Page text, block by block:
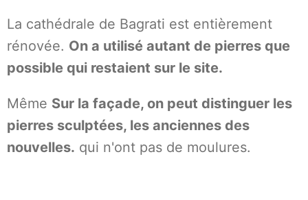
La cathédrale de Bagrati est entièrement
rénovée. On a utilisé autant de pierres que
possible qui restaient sur le site.
Même Sur la façade, on peut distinguer les
pierres sculptées, les anciennes des
nouvelles. qui n'ont pas de moulures.